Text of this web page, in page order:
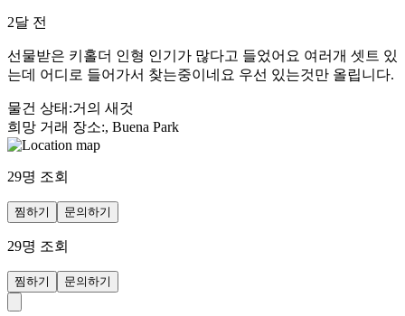
2달 전
선물받은 키홀더 인형 인기가 많다고 들었어요 여러개 셋트 있
는데 어디로 들어가서 찾는중이네요 우선 있는것만 올립니다.
물건 상태 :거의 새것
희망 거래 장소:, Buena Park
29명 조회
찜하기 문의하기
29명 조회
찜하기 문의하기